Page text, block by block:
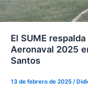
El SUME
Aeronaval 2025
Santos
13 de febrero de 2025 /